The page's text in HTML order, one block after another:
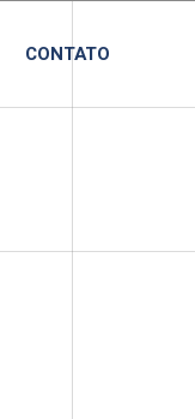
CONTATO